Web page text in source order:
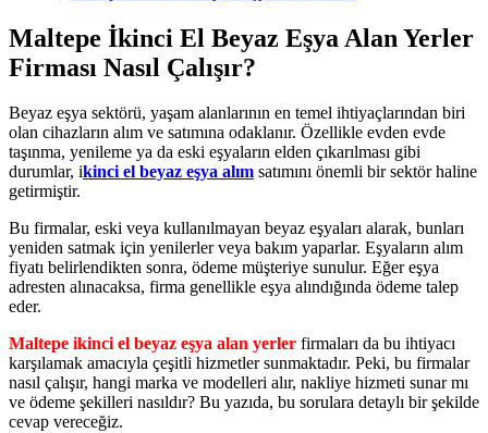
Maltepe İkinci El Beyaz Eşya Alan Yerler
Firması Nasıl Çalışır?
Beyaz eşya sektörü, yaşam alanlarının en temel ihtiyaçlarından biri
olan cihazların alım ve satımına odaklanır. Özellikle evden evde
taşınma, yenileme ya da eski eşyaların elden çıkarılması gibi
durumlar, ikinci el beyaz eşya alım satımını önemli bir sektör haline
getirmiştir.
Bu firmalar, eski veya kullanılmayan beyaz eşyaları alarak, bunları
yeniden satmak için yenilerler veya bakım yaparlar. Eşyaların alım
fiyatı belirlendikten sonra, ödeme müşteriye sunulur. Eğer eşya
adresten alınacaksa, firma genellikle eşya alındığında ödeme talep
eder.
Maltepe ikinci el beyaz eşya alan yerler firmaları da bu ihtiyacı
karşılamak amacıyla çeşitli hizmetler sunmaktadır. Peki, bu firmalar
nasıl çalışır, hangi marka ve modelleri alır, nakliye hizmeti sunar mı
ve ödeme şekilleri nasıldır? Bu yazıda, bu sorulara detaylı bir şekilde
cevap vereceğiz.